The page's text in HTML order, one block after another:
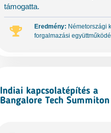
támogatta.
Eredmény: Németországi
forgalmazási
Indiai kapcsolatépítés a
Bangalore Tech Summiton